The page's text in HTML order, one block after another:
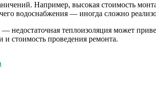
Например, высокая стоимость
водоснабжения — иногда сложно
недостаточная теплоизоляция может
и стоимость проведения ремонта.